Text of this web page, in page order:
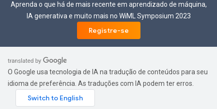
Aprenda o que há de mais recente em aprendizado de máquina,
IA generativa e muito mais no WiML Symposium 2023
Registre-se
O Google usa tecnologia de IA na tradução de conteúdos para seu
idioma de preferência. As traduções com IA podem ter erros.